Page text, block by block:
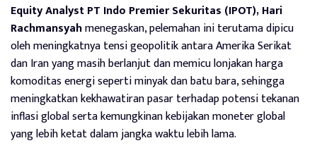
Equity Analyst PT Indo Premier Sekuritas (IPOT), Hari
Rachmansyahmenegaskan, pelemahan ini terutama dipicu
oleh meningkatnya tensi geopolitik antara Amerika Serikat
dan Iran yang masih berlanjut dan memicu lonjakan harga
komoditas energi seperti minyak dan batu bara, sehingga
meningkatkan kekhawatiran pasar terhadap potensi tekanan
inflasi global serta kemungkinan kebijakan moneter global
yang lebih ketat dalam jangka waktu lebih lama.